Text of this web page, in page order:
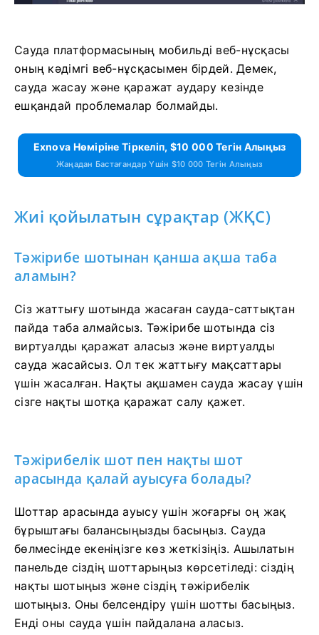
Сауда платформасының мобильді веб-нұсқасы
оның кәдімгі веб-нұсқасымен бірдей. Демек,
сауда жасау және қаражат аудару кезінде
ешқандай проблемалар болмайды.
Exnova Нөміріне Тіркеліп, $10 000 Тегін Алыңыз
Жаңадан Бастағандар Үшін $10 000 Тегін Алыңыз
Жиі қойылатын сұрақтар (ЖҚС)
Тәжірибе шотынан қанша ақша таба
аламын?
Сіз жаттығу шотында жасаған сауда-саттықтан
пайда таба алмайсыз. Тәжірибе шотында сіз
виртуалды қаражат аласыз және виртуалды
сауда жасайсыз. Ол тек жаттығу мақсаттары
үшін жасалған. Нақты ақшамен сауда жасау үшін
сізге нақты шотқа қаражат салу қажет.
Тәжірибелік шот пен нақты шот
арасында қалай ауысуға болады?
Шоттар арасында ауысу үшін жоғарғы оң жақ
бұрыштағы балансыңызды басыңыз. Сауда
бөлмесінде екеніңізге көз жеткізіңіз. Ашылатын
панельде сіздің шоттарыңыз көрсетіледі: сіздің
нақты шотыңыз және сіздің тәжірибелік
шотыңыз. Оны белсендіру үшін шотты басыңыз.
Енді оны сауда үшін пайдалана аласыз.